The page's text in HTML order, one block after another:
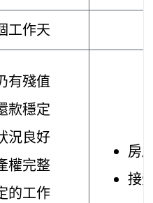
工作天
有殘值
款穩定
況良好
權完整
的工作
房
接